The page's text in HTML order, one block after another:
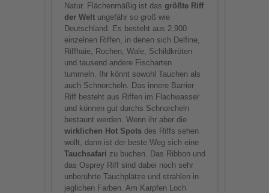
Natur. Flächenmäßig ist das größte Riff
der Weltungefähr so groß wie
Deutschland. Es besteht aus 2.900
einzelnen Riffen, in denen sich Delfine,
Riffhaie, Rochen, Wale, Schildkröten
und tausend andere Fischarten
tummeln. Ihr könnt sowohl Tauchen als
auch Schnorcheln. Das innere Barrier
Riff besteht aus Riffen im Flachwasser
und können gut durchs Schnorcheln
bestaunt werden. Wenn ihr aber die
wirklichen Hot Spotsdes Riffs sehen
wollt, dann ist der beste Weg sich eine
Tauchsafari zu buchen. Das Ribbon und
das Osprey Riff sind dabei noch sehr
unberührte Tauchplätze und strahlen in
jeglichen Farben. Am Karpfen Loch